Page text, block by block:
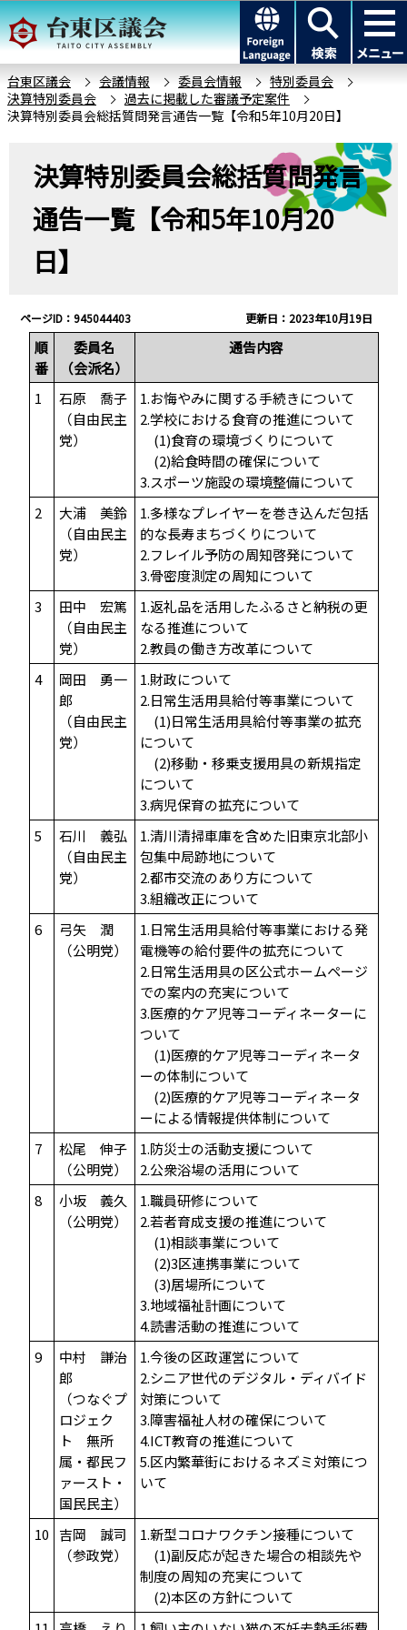
こ
の
ー
ジ
の
このページの本文へ移動
台東区議会 会議情報 委員会情報
特別委員会
決算特別委員会
過去に掲載した審議予定案件
決算特別委員会総括質問発言通告一覧【令和5年10月20日】
決算特別委員会総括質問発言
通告一覧【令和5年10月20
日】
ページID：945044403 更新日：2023年10月19日
順
番
委員名
（会派名）
通告内容
1
石原 喬子
（自由民主
党）
1.お悔やみに関する手続きについて
2.学校における食育の推進について
(1)食育の環境づくりについて
(2)給食時間の確保について
3.スポーツ施設の環境整備について
2
大浦 美鈴
（自由民主
党）
1.多様なプレイヤーを巻き込んだ包括
的な長寿まちづくりについて
2.フレイル予防の周知啓発について
3.骨密度測定の周知について
3
田中 宏篤
（自由民主
党）
1.返礼品を活用したふるさと納税の更
なる推進について
2.教員の働き方改革について
4
岡田 勇一
郎
（自由民主
党）
1.財政について
2.日常生活用具給付等事業について
(1)日常生活用具給付等事業の拡充
について
(2)移動・移乗支援用具の新規指定
について
3.病児保育の拡充について
5
石川 義弘
（自由民主
党）
1.清川清掃車庫を含めた旧東京北部小
包集中局跡地について
2.都市交流のあり方について
3.組織改正について
6
弓矢 潤
（公明党）
1.日常生活用具給付等事業における発
電機等の給付要件の拡充について
2.日常生活用具の区公式ホームページ
での案内の充実について
3.医療的ケア児等コーディネーターに
ついて
(1)医療的ケア児等コーディネータ
ーの体制について
(2)医療的ケア児等コーディネータ
ーによる情報提供体制について
7
松尾 伸子
（公明党）
1.防災士の活動支援について
2.公衆浴場の活用について
8
小坂 義久
（公明党）
1.職員研修について
2.若者育成支援の推進について
(1)相談事業について
(2)3区連携事業について
(3)居場所について
3.地域福祉計画について
4.読書活動の推進について
9
中村 謙治
郎
（つなぐプ
ロジェク
ト 無所
属・都民フ
ァースト・
国民民主）
1.今後の区政運営について
2.シニア世代のデジタル・ディバイド
対策について
3.障害福祉人材の確保について
4.ICT教育の推進について
5.区内繁華街におけるネズミ対策につ
いて
10
吉岡 誠司
（参政党）
1.新型コロナワクチン接種について
(1)副反応が起きた場合の相談先や
制度の周知の充実について
(2)本区の方針について